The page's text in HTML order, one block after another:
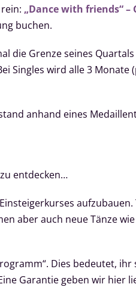
„Dance with friends“ –
buchen.
die Grenze seines
Singles wird alle 3 Monate
anhand eines
entdecken…
aber auch neue Tänze
Dies bedeutet,
Garantie geben wir hier